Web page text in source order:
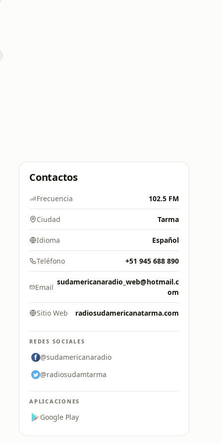
Contactos
Frecuencia 102.5 FM
Ciudad Tarma
Idioma Español
Teléfono +51 945 688 890
Email
sudamericanaradio_web@hotmail.c
om
Sitio Web radiosudamericanatarma.com
REDES SOCIALES
@sudamericanaradio
@radiosudamtarma
APLICACIONES
Google Play